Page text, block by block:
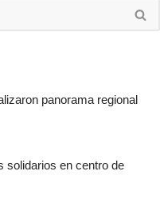
panorama regional
solidarios en centro de